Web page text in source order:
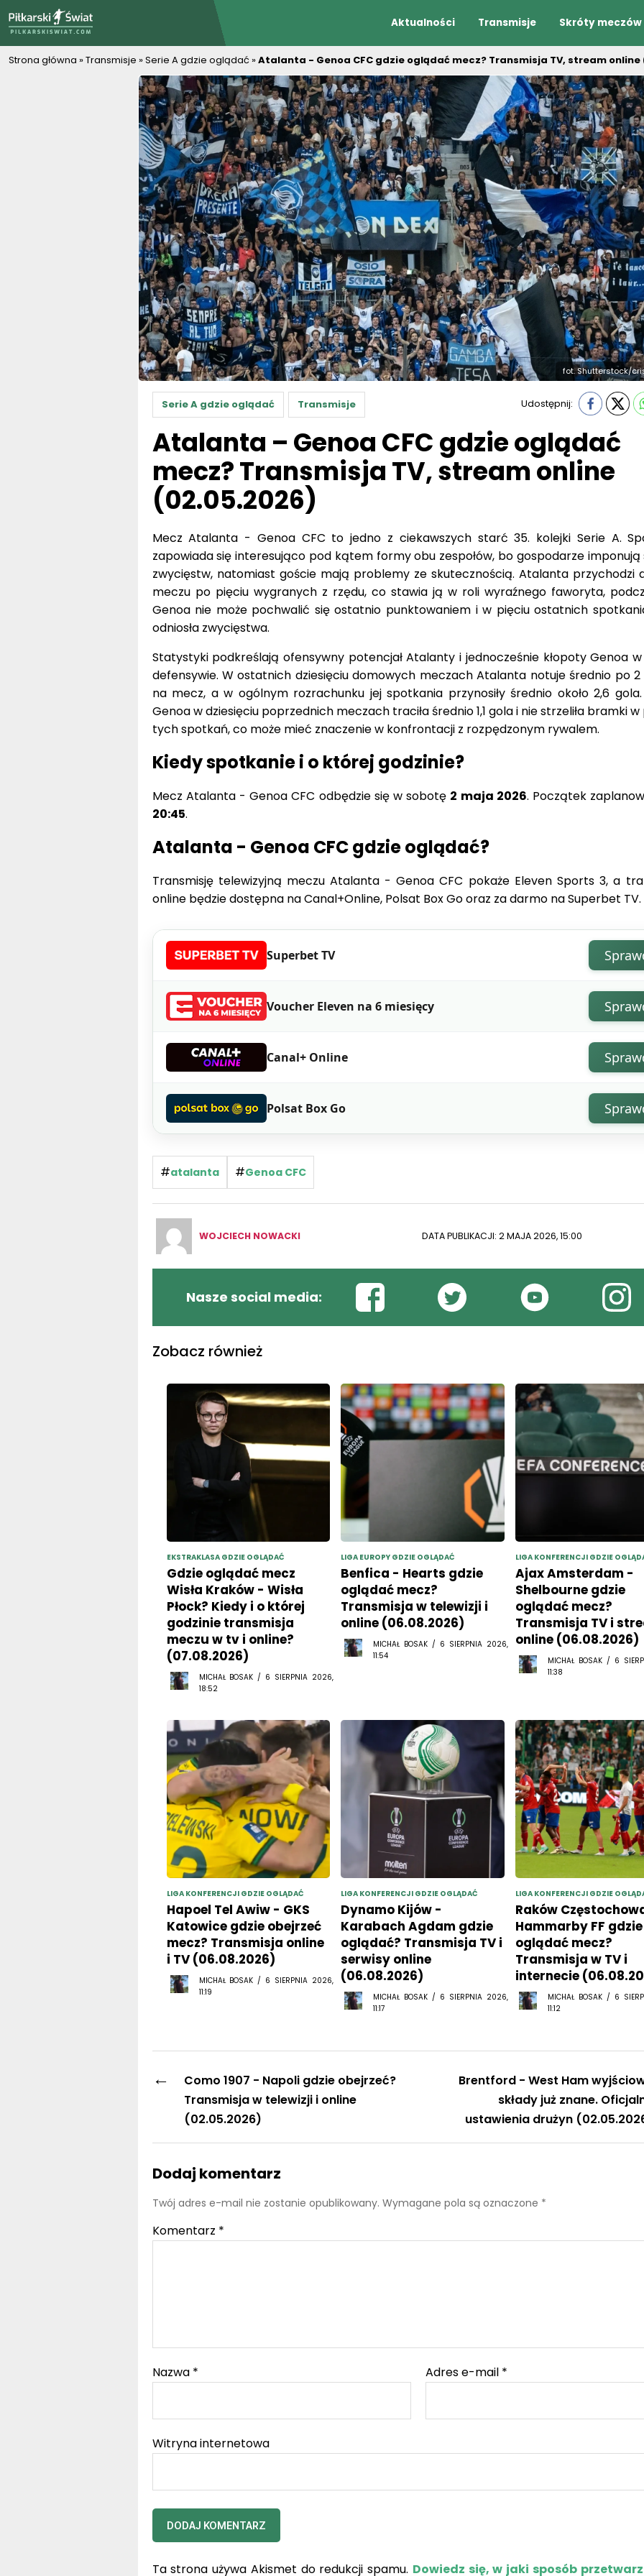
Aktualności Transmisje Skróty meczów
Strona główna »Transmisje »Serie A gdzie oglądać »Atalanta - Genoa CFC gdzie oglądać mecz? Transmisja TV, stream online
fot. Shutterstock/
Serie A gdzie oglądać Transmisje Udostępnij:
Atalanta – Genoa CFC gdzie oglądać
mecz? Transmisja TV, stream online
(02.05.2026)
Mecz Atalanta - Genoa CFC to jedno z ciekawszych starć 35. kolejki Serie A.
zapowiada się interesująco pod kątem formy obu zespołów, bo gospodarze imponują
zwycięstw, natomiast goście mają problemy ze skutecznością. Atalanta przychodzi
meczu po pięciu wygranych z rzędu, co stawia ją w roli wyraźnego faworyta,
Genoa nie może pochwalić się ostatnio punktowaniem i w pięciu ostatnich
odniosła zwycięstwa.
Statystyki podkreślają ofensywny potencjał Atalanty i jednocześnie kłopoty Genoa
defensywie. W ostatnich dziesięciu domowych meczach Atalanta notuje średnio po
na mecz, a w ogólnym rozrachunku jej spotkania przynosiły średnio około 2,6
Genoa w dziesięciu poprzednich meczach traciła średnio 1,1 gola i nie strzeliła bramki w
tych spotkań, co może mieć znaczenie w konfrontacji z rozpędzonym rywalem.
Kiedy spotkanie i o której godzinie?
Mecz Atalanta - Genoa CFC odbędzie się w sobotę 2 maja 2026. Początek
20:45.
Atalanta - Genoa CFC gdzie oglądać?
Transmisję telewizyjną meczu Atalanta - Genoa CFC pokaże Eleven Sports 3, a
online będzie dostępna na Canal+Online, Polsat Box Go oraz za darmo na Superbet TV.
Superbet TV
Voucher Eleven na 6 miesięcy
Canal+ Online
Polsat Box Go
#atalanta #Genoa CFC
WOJCIECH NOWACKI DATA PUBLIKACJI: 2 MAJA 2026, 15:00
Nasze social media:
Zobacz również
EKSTRAKLASA GDZIE OGLĄDAĆ
Gdzie oglądać mecz
Wisła Kraków - Wisła
Płock? Kiedy i o której
godzinie transmisja
meczu w tv i online?
(07.08.2026)
MICHAŁ BOSAK / 6 SIERPNIA 2026,
18:52
LIGA EUROPY GDZIE OGLĄDAĆ
Benfica - Hearts gdzie
oglądać mecz?
Transmisja w telewizji i
online (06.08.2026)
MICHAŁ BOSAK / 6 SIERPNIA 2026,
11:54
LIGA KONFERENCJI GDZIE
Ajax Amsterdam -
Shelbourne gdzie
oglądać mecz?
Transmisja TV i
online (06.08.2026)
MICHAŁ BOSAK / 6
11:38
LIGA KONFERENCJI GDZIE OGLĄDAĆ
Hapoel Tel Awiw - GKS
Katowice gdzie obejrzeć
mecz? Transmisja online
i TV (06.08.2026)
MICHAŁ BOSAK / 6 SIERPNIA 2026,
11:19
LIGA KONFERENCJI GDZIE OGLĄDAĆ
Dynamo Kijów -
Karabach Agdam gdzie
oglądać? Transmisja TV i
serwisy online
(06.08.2026)
MICHAŁ BOSAK / 6 SIERPNIA 2026,
11:17
LIGA KONFERENCJI GDZIE
Raków
Hammarby FF gdzie
oglądać mecz?
Transmisja w TV i
internecie
MICHAŁ BOSAK / 6
11:12
←
Como 1907 - Napoli gdzie obejrzeć?
Transmisja w telewizji i online
(02.05.2026)
Brentford - West Ham
składy już znane.
ustawienia drużyn
Dodaj komentarz
Twój adres e-mail nie zostanie opublikowany. Wymagane pola są oznaczone *
Komentarz *
Nazwa * Adres e-mail *
Witryna internetowa
Ta strona używa Akismet do redukcji spamu. Dowiedz się, w jaki sposób